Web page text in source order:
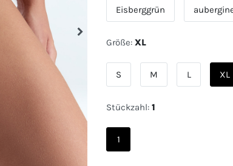
Eisberggrün
Größe: XL
S M L XL
Stückzahl: 1
1